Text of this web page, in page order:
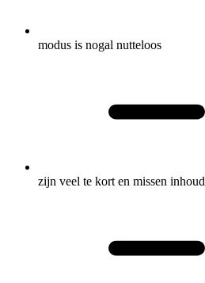
modus is nogal nutteloos
zijn veel te kort en missen inhoud